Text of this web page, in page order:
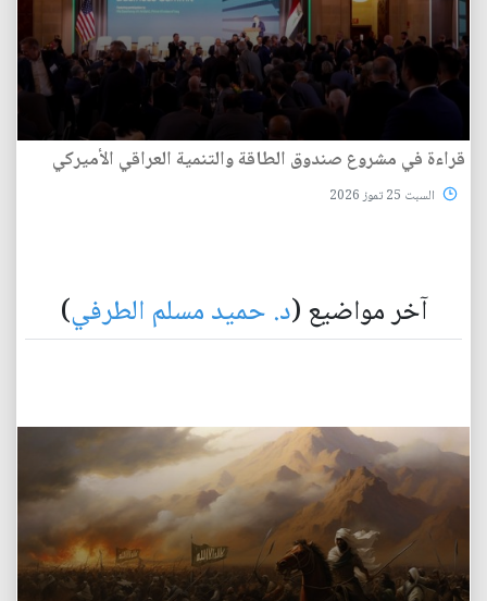
قراءة في مشروع صندوق الطاقة والتنمية العراقي الأميركي
السبت 25 تموز 2026
آخر مواضيع (د. حميد مسلم الطرفي)